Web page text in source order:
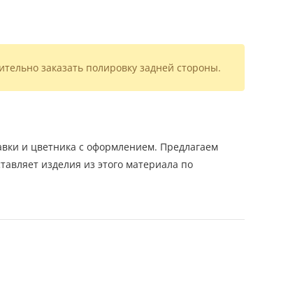
заказать полировку задней стороны.
и цветника с оформлением. Предлагаем
изделия из этого материала по